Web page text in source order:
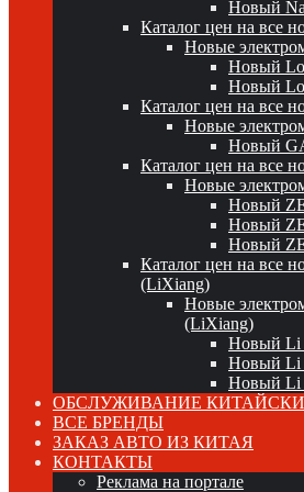
Новый
Каталог цен на все
Новые
Новый
Новый
Каталог цен на все
Новые
Новый
Каталог цен на все
Новые
Новый
Новый
Новый
Каталог цен на все
(LiXiang)
Новые
(LiXiang)
Новый Li
Новый Li
Новый Li
ОБСЛУЖИВАНИЕ
ВСЕ БРЕНДЫ
ЗАКАЗ АВТО ИЗ КИТАЯ
КОНТАКТЫ
Реклама на портале